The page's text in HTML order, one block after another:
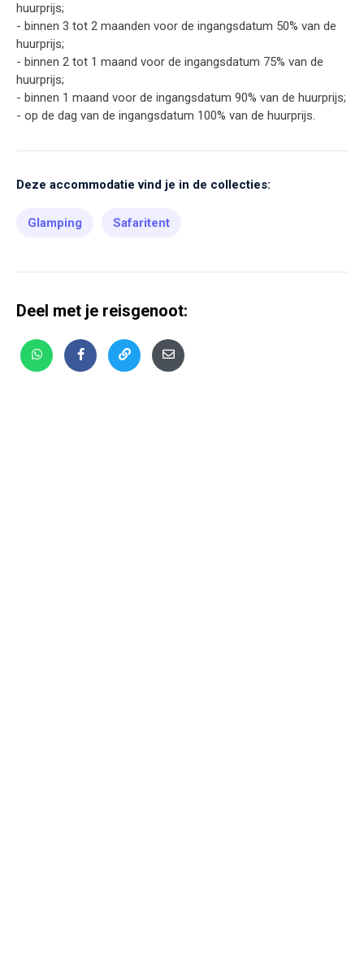
huurprijs;
- binnen 3 tot 2 maanden voor de ingangsdatum 50% van de
huurprijs;
- binnen 2 tot 1 maand voor de ingangsdatum 75% van de
huurprijs;
- binnen 1 maand voor de ingangsdatum 90% van de huurprijs;
- op de dag van de ingangsdatum 100% van de huurprijs.
Deze accommodatie vind je in de collecties:
Glamping Safaritent
Deel met je reisgenoot: